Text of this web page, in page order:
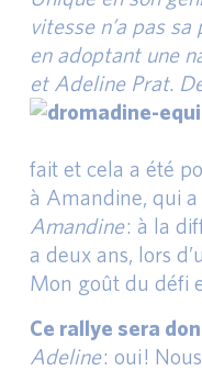
vitesse n’a pas
en adoptant une
et Adeline Prat.
fait et cela a été
à Amandine, qui a
Amandine: à la
a deux ans, lors
Mon goût du défi
Ce rallye sera
Adeline: oui !